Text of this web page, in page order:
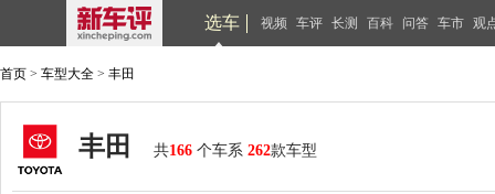
选车 视频 车评 长测 百科 问答 车市 观
首页 > 车型大全 > 丰田
丰田 共166 个车系 262款车型